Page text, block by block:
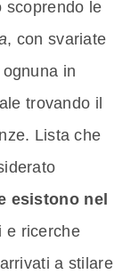
scoprendo le
, con svariate
in
trovando il
Lista che
esistono nel
e ricerche
a stilare